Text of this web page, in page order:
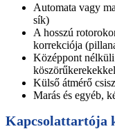
Automata vagy
sík)
A hosszú
korrekciója
Középpont nélküli
köszörűkerekekkel
Külső átmérő
Marás és egyéb,
Kapcsolattartója